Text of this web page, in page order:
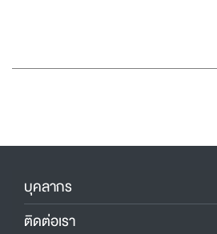
บุคลากร
ติดต่อเรา